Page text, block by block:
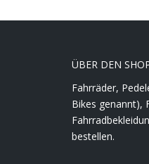
ÜBER DEN
Fahrräder,
Bikes genannt),
bestellen.